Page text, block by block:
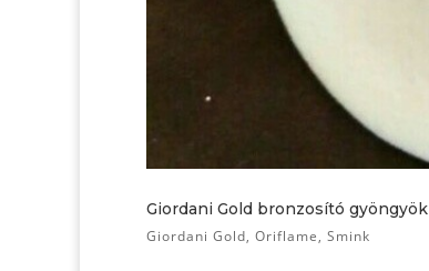
Giordani Gold bronzosító gyöngyök
Giordani Gold, Oriflame, Smink